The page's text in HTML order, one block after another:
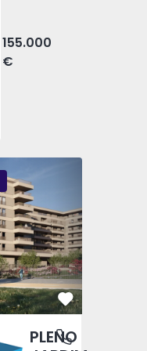
155.000
€
- 3
Porto
Favorito
PLENO